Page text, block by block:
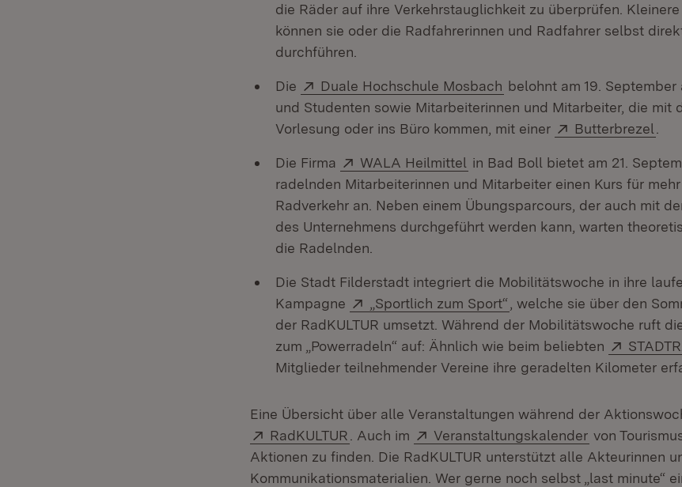
die Räder auf ihre Verkehrstauglichkeit zu überprüfen.
können sie oder die Radfahrerinnen und Radfahrer selbst
durchführen.
Die Extern:
Duale Hochschule Mosbach (Öffnet in neuem Fenster)
belohnt am 19.
und Studenten sowie Mitarbeiterinnen und Mitarbeiter, die mit
Vorlesung oder ins Büro kommen, mit einer
Extern:
Butterbrezel
Die Firma Extern:
WALA Heilmittel (Öffnet in neuem Fenster)
in Bad Boll bietet am 21.
radelnden Mitarbeiterinnen und Mitarbeiter einen Kurs für
Radverkehr an. Neben einem Übungsparcours, der auch mit
des Unternehmens durchgeführt werden kann, warten
die Radelnden.
Die Stadt Filderstadt integriert die Mobilitätswoche in ihre
Kampagne
Extern:
„Sportlich zum Sport“ (Öffnet in neuem Fenster)
, welche sie über den
der RadKULTUR umsetzt. Während der Mobilitätswoche ruft
zum „Powerradeln“ auf: Ähnlich wie beim beliebten
Extern:
Mitglieder teilnehmender Vereine ihre geradelten Kilometer
Eine Übersicht über alle Veranstaltungen während der
Extern:
RadKULTUR (Öffnet in neuem Fenster)
. Auch im Extern:
Veranstaltungskalender (Öffnet in
von
Aktionen zu finden. Die RadKULTUR unterstützt alle Akteurinnen
Kommunikationsmaterialien. Wer gerne noch selbst „last minute“